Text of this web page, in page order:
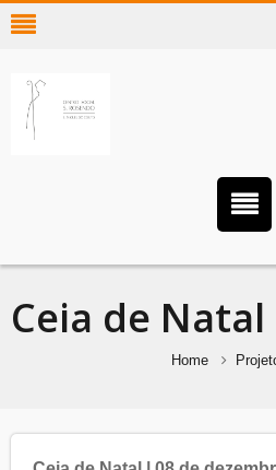
Ceia de Natal
Home